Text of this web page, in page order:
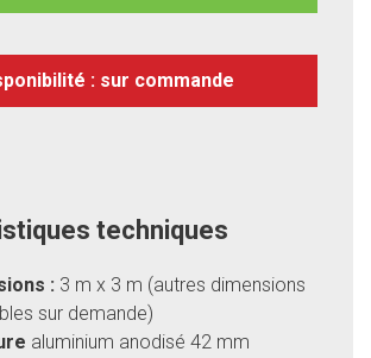
: sur commande
techniques
: 3 m x 3 m (autres dimensions
sur demande)
aluminium anodisé 42 mm